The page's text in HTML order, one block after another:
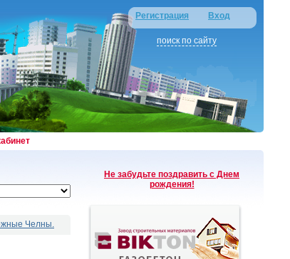
Регистрация Вход
поиск по сайту
Челны.
Не забудьте поздравить с Днем
рождения!